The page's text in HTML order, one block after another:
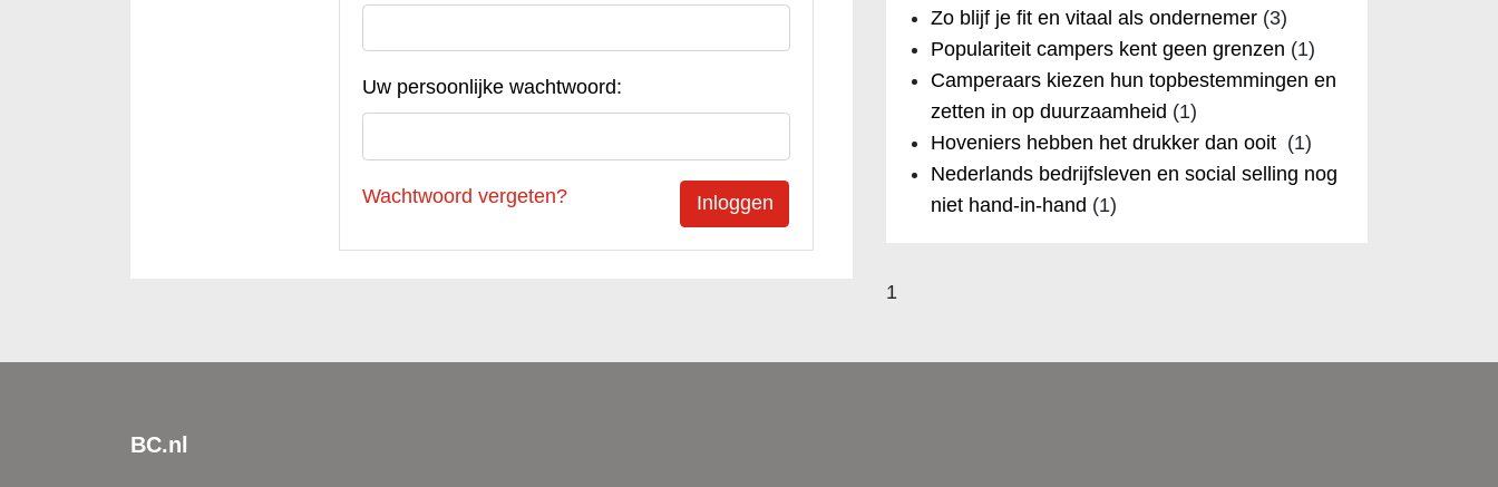
Uw persoonlijke wachtwoord:
Wachtwoord vergeten?
Zo blijf je fit en vitaal als ondernemer(3)
Populariteit campers kent geen grenzen (1)
Camperaars kiezen hun topbestemmingen en
zetten in op duurzaamheid (1)
Hoveniers hebben het drukker dan ooit (1)
Nederlands bedrijfsleven en social selling nog
niet hand-in-hand (1)
1
BC.nl